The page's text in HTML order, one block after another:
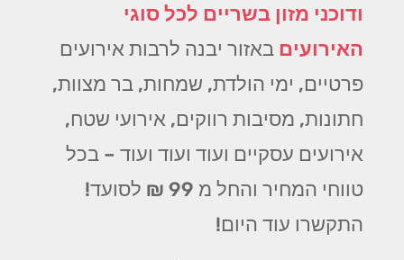
ודוכני מזון בשריים לכל סוגי
האירועים באזור יבנה לרבות אירועים
פרטיים, ימי הולדת, שמחות, בר מצוות,
חתונות, מסיבות רווקים, אירועי שטח,
אירועים עסקיים ועוד ועוד ועוד – בכל
טווחי המחיר והחל מ 99 ₪ לסועד!
התקשרו עוד היום!